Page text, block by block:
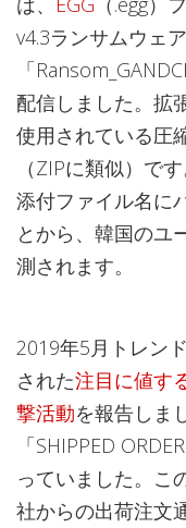
v4.3ランサムウェ
「
配信しました。拡
使用されている圧
（ZIPに類似）で
添付ファイル名に
とから、韓国のユ
測されます。
2019年5月トレン
された注目に値す
撃活動を報告しま
「SHIPPED
っていました。こ
社からの出荷注文